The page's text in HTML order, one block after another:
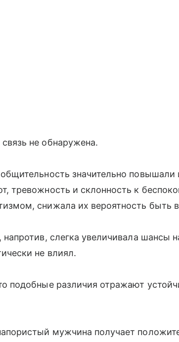
не обнаружена.
общительность значительно
тревожность и склонность к
снижала их вероятность быть
слегка увеличивала шансы
не влиял.
подобные различия отражают
мужчина получает